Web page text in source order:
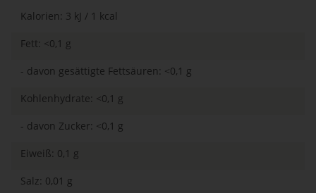
Kalorien: 3 kJ / 1 kcal
Fett: <0,1 g
- davon gesättigte Fettsäuren: <0,1 g
Kohlenhydrate: <0,1 g
- davon Zucker: <0,1 g
Eiweiß: 0,1 g
Salz: 0,01 g